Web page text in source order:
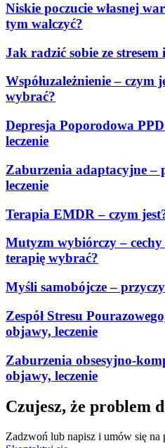
Niskie poczucie własnej
tym walczyć?
Jak radzić sobie ze
Współuzależnienie – czym
wybrać?
Depresja Poporodowa
leczenie
Zaburzenia adaptacyjne –
leczenie
Terapia EMDR – czym
Mutyzm wybiórczy –
terapię wybrać?
Myśli samobójcze –
Zespół Stresu
objawy, leczenie
Zaburzenia obsesyjno-
objawy, leczenie
Czujesz, że problem
Zadzwoń lub napisz i umów się na